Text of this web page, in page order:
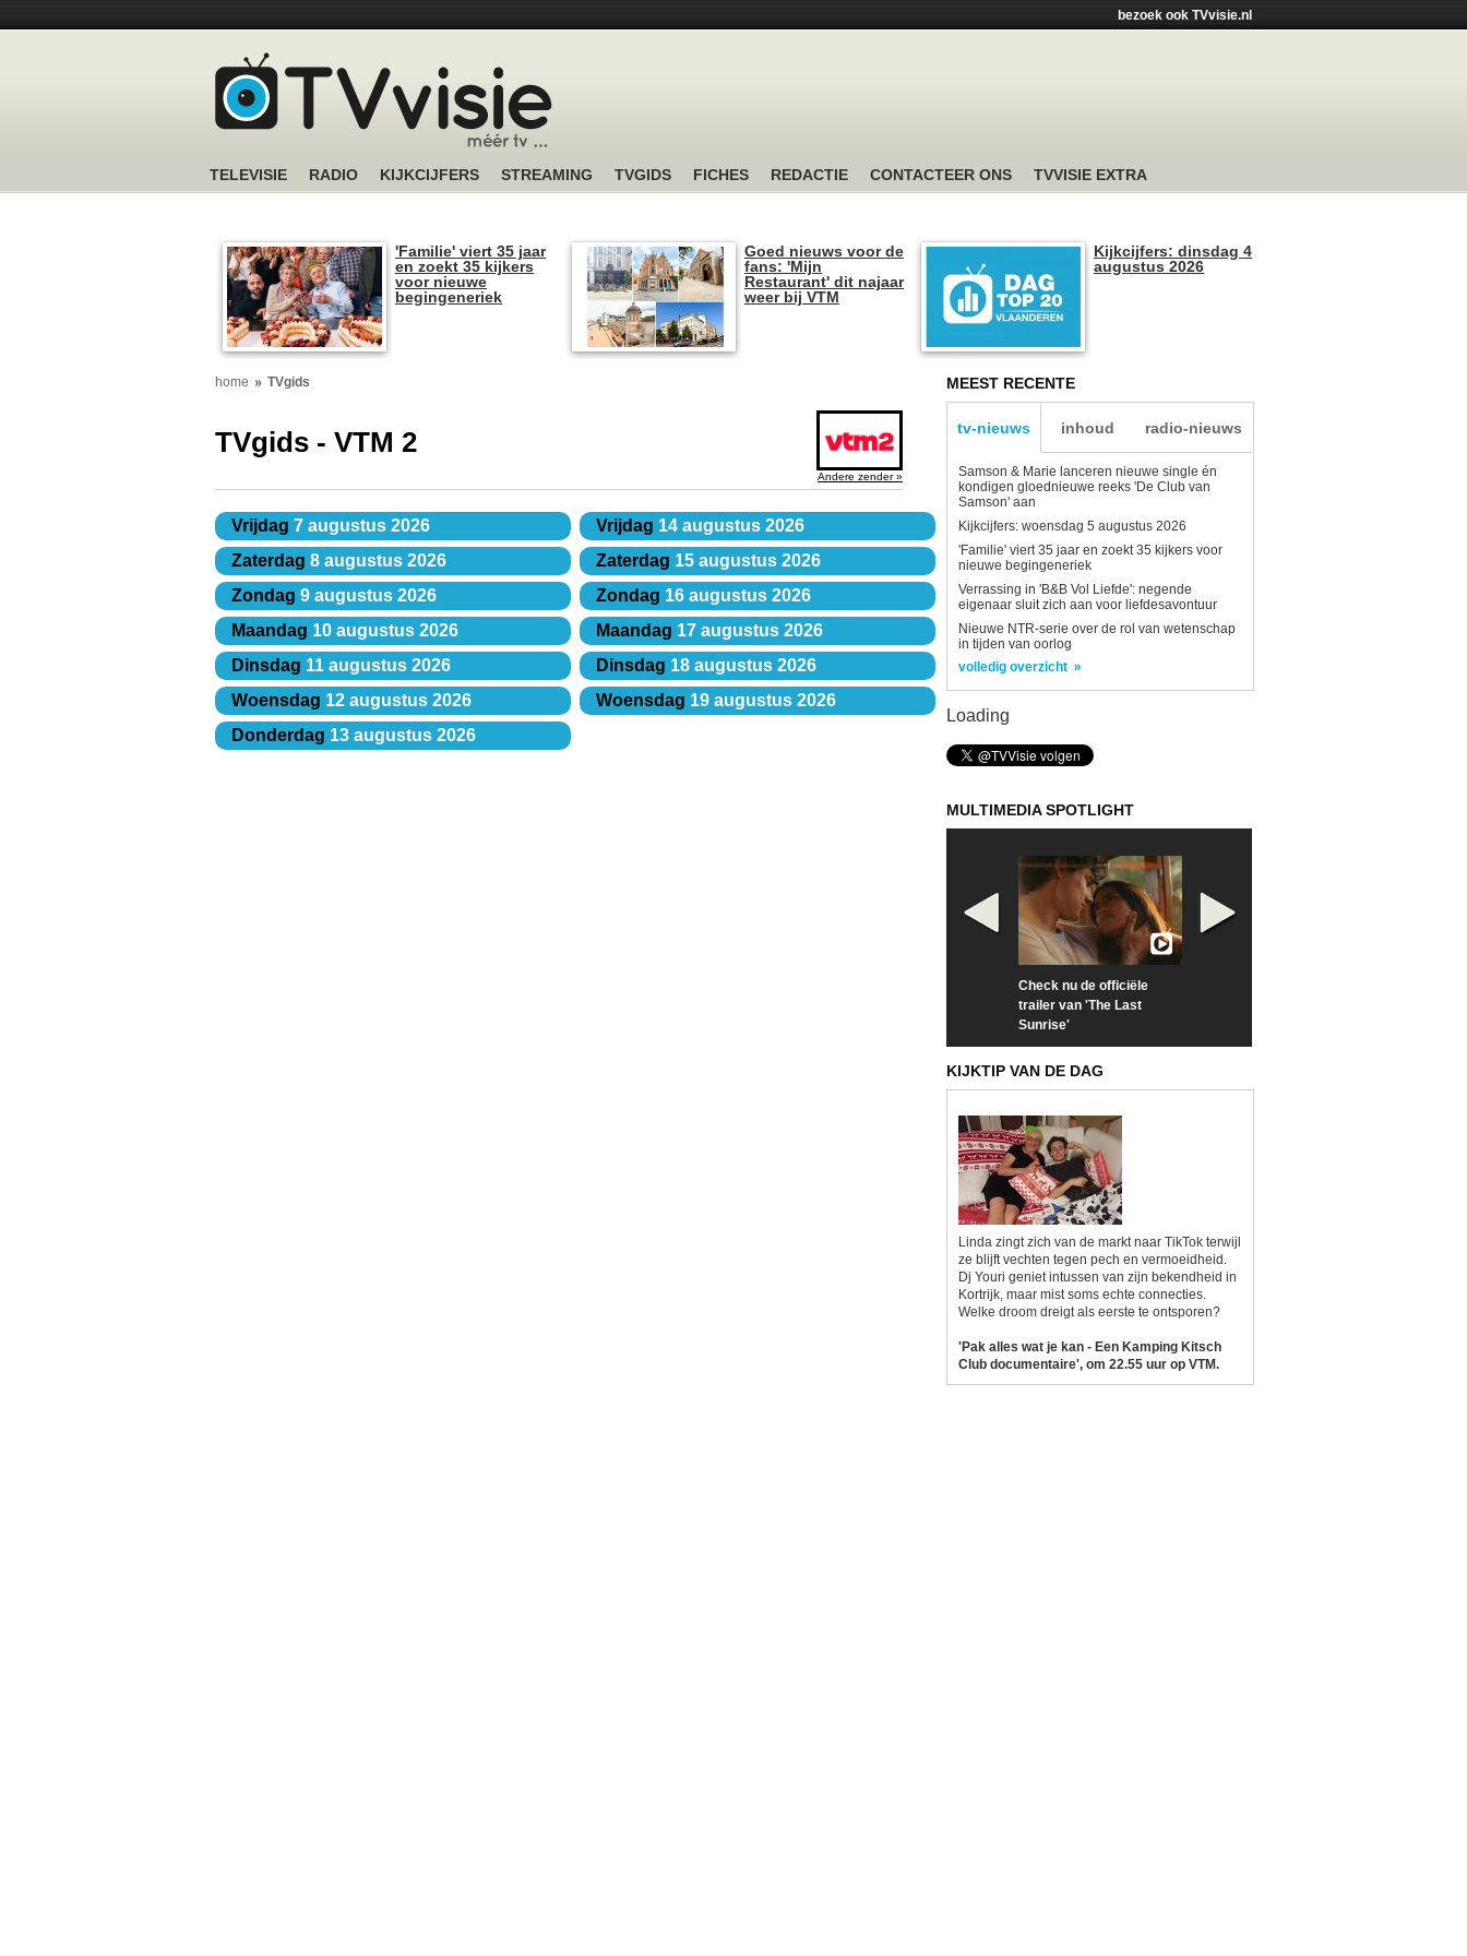
bezoek ook TVvisie.nl
TELEVISIE RADIO KIJKCIJFERS STREAMING TVGIDS FICHES REDACTIE CONTACTEER ONS TVVISIE EXTRA
'Familie' viert 35 jaar
en zoekt 35 kijkers
voor nieuwe
begingeneriek
Goed nieuws voor de
fans: 'Mijn
Restaurant' dit najaar
weer bij VTM
Kijkcijfers: dinsdag 4
augustus 2026
home TVgids
TVgids - VTM 2
Andere zender »
Vrijdag 7 augustus 2026
Zaterdag 8 augustus 2026
Zondag 9 augustus 2026
Maandag 10 augustus 2026
Dinsdag 11 augustus 2026
Woensdag 12 augustus 2026
Donderdag 13 augustus 2026
Vrijdag 14 augustus 2026
Zaterdag 15 augustus 2026
Zondag 16 augustus 2026
Maandag 17 augustus 2026
Dinsdag 18 augustus 2026
Woensdag 19 augustus 2026
MEEST RECENTE
tv-nieuws inhoud radio-nieuws
Samson & Marie lanceren nieuwe single én
kondigen gloednieuwe reeks 'De Club van
Samson' aan
Kijkcijfers: woensdag 5 augustus 2026
'Familie' viert 35 jaar en zoekt 35 kijkers voor
nieuwe begingeneriek
Verrassing in 'B&B Vol Liefde': negende
eigenaar sluit zich aan voor liefdesavontuur
Nieuwe NTR-serie over de rol van wetenschap
in tijden van oorlog
volledig overzicht
Loading
MULTIMEDIA SPOTLIGHT
Check nu de officiële
trailer van 'The Last
Sunrise'
KIJKTIP VAN DE DAG
Linda zingt zich van de markt naar TikTok terwijl
ze blijft vechten tegen pech en vermoeidheid.
Dj Youri geniet intussen van zijn bekendheid in
Kortrijk, maar mist soms echte connecties.
Welke droom dreigt als eerste te ontsporen?
'Pak alles wat je kan - Een Kamping Kitsch
Club documentaire', om 22.55 uur op VTM.